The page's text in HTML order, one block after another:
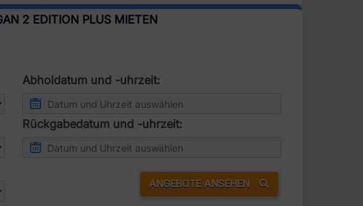
2 EDITION PLUS MIETEN
Abholdatum und -uhrzeit:
Rückgabedatum und -uhrzeit:
ANGEBOTE ANSEHEN